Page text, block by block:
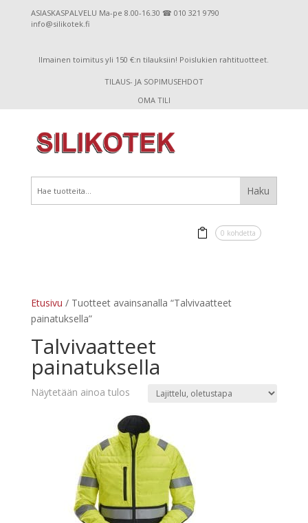
ASIASKASPALVELU Ma-pe 8.00-16.30 ☎ 010 321 9790
info@silikotek.fi
Ilmainen toimitus yli 150 €:n tilauksiin! Poislukien rahtituotteet.
TILAUS- JA SOPIMUSEHDOT
OMA TILI
0 kohdetta
Etusivu / Tuotteet avainsanalla “Talvivaatteet
painatuksella”
Talvivaatteet
painatuksella
Näytetään ainoa tulos